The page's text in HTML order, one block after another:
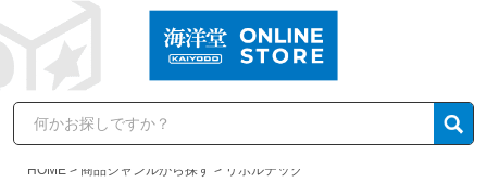
HOME 商品ジャンルから探す
リボルテック